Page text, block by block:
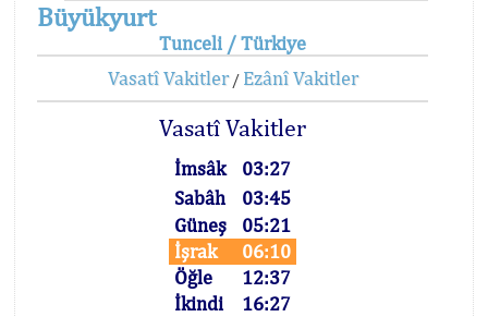
Büyükyurt
Tunceli / Türkiye
Vasatî Vakitler/ Ezânî Vakitler
Vasatî Vakitler
İmsâk
03:27
Sabâh
03:45
Güneş
05:21
İşrak
06:10
Öğle
12:37
İkindi
16:27